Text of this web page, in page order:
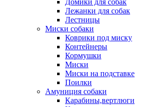
Домики для собак
Лежанки для собак
Лестницы
Миски собаки
Коврики под миску
Контейнеры
Кормушки
Миски
Миски на подставке
Поилки
Амуниция собаки
Карабины,вертлюги